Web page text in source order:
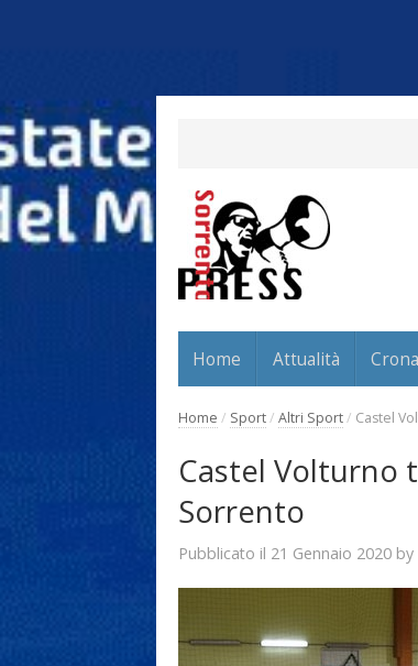
Home Attualità
Home / Sport/ Altri Sport/ Castel
Castel Volturno
Sorrento
Pubblicato il 21 Gennaio 2020 by